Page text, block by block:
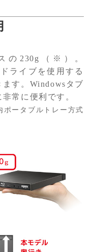
の230g（※）。
ライブを使用する
す。Windowsタブ
常に便利です。
ータブルトレー方式